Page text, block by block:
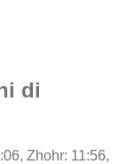
di
Zhohr: 11:56,